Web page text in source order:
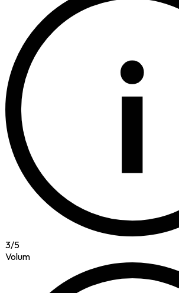
i
3/5
Volum